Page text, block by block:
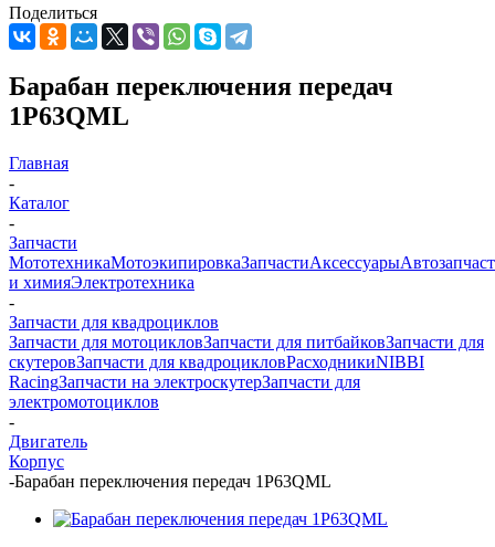
Поделиться
Барабан переключения передач
1P63QML
Главная
-
Каталог
-
Запчасти
МототехникаМотоэкипировкаЗапчастиАксессуары
и химияЭлектротехника
-
Запчасти для квадроциклов
Запчасти для мотоцикловЗапчасти для питбайковЗапчасти для
скутеровЗапчасти для квадроцикловРасходникиNIBBI
RacingЗапчасти на электроскутерЗапчасти для
электромотоциклов
-
Двигатель
Корпус
-Барабан переключения передач 1P63QML